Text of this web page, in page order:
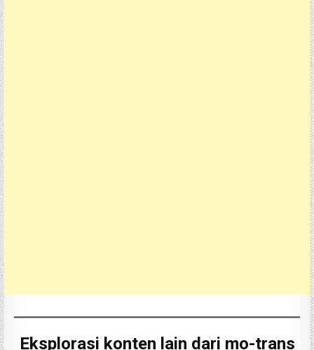
Eksplorasi konten lain dari mo-trans